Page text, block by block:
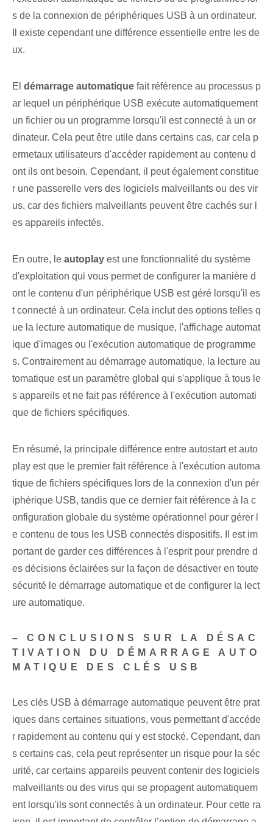
s de la connexion de périphériques USB à un ordinateur.
Il existe cependant une différence essentielle entre les de
ux.
El démarrage automatique fait référence au processus p
ar lequel un périphérique USB exécute automatiquement
un fichier ou un programme lorsqu'il est connecté à un or
dinateur. ⁤Cela peut être utile dans certains cas, car cela p
ermet‌aux utilisateurs‌ d'accéder rapidement au contenu d
ont ils ont besoin. Cependant, il peut également constitue
r une passerelle vers des logiciels malveillants ou des vir
us, car des fichiers malveillants peuvent être cachés sur l
es appareils infectés.
En outre, le autoplay est une fonctionnalité du système
d'exploitation qui vous permet de configurer la manière d
ont le contenu d'un périphérique USB est géré lorsqu'il es
t connecté à un ordinateur. Cela inclut des options telles q
ue la lecture automatique de musique, l'affichage automat
ique d'images ou l'exécution automatique de programme
s. Contrairement au démarrage automatique, la lecture au
tomatique est un paramètre global qui s'applique à tous le
s appareils et ne fait pas référence à l'exécution automati
que de fichiers spécifiques.
En résumé, la principale différence entre ⁤autostart ⁤et auto
play est que le premier ⁤fait référence à l'exécution automa
tique de fichiers spécifiques lors de la connexion d'un pér
iphérique USB, tandis que ⁢ce dernier fait référence à la c
onfiguration globale du système opérationnel pour gérer l
e contenu de tous les USB connectés⁤ dispositifs. Il est im
portant de garder ces ⁤différences à l'esprit pour prendre d
es décisions éclairées sur la façon de désactiver en toute
sécurité le démarrage automatique et de configurer la ⁤lect
ure automatique.
– CONCLUSIONS SUR LA DÉSAC
TIVATION DU DÉMARRAGE AUTO
MATIQUE DES CLÉS USB
Les clés USB à démarrage automatique peuvent être prat
iques dans certaines ⁤situations, vous permettant d'accéde
r rapidement au contenu qui y est stocké. Cependant, dan
s certains cas, cela peut représenter un risque pour la séc
urité, car certains appareils peuvent contenir des logiciels
malveillants ou des virus qui se propagent automatiquem
ent lorsqu'ils sont connectés à un ordinateur. Pour cette ra